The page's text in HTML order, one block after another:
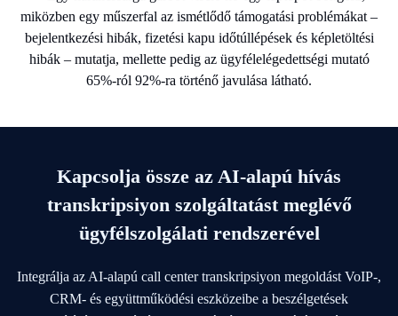
Kapcsolja össze az AI-alapú hívás
transkripsiyon szolgáltatást meglévő
ügyfélszolgálati rendszerével
Integrálja az AI-alapú call center transkripsiyon megoldást VoIP-,
CRM- és együttműködési eszközeibe a beszélgetések